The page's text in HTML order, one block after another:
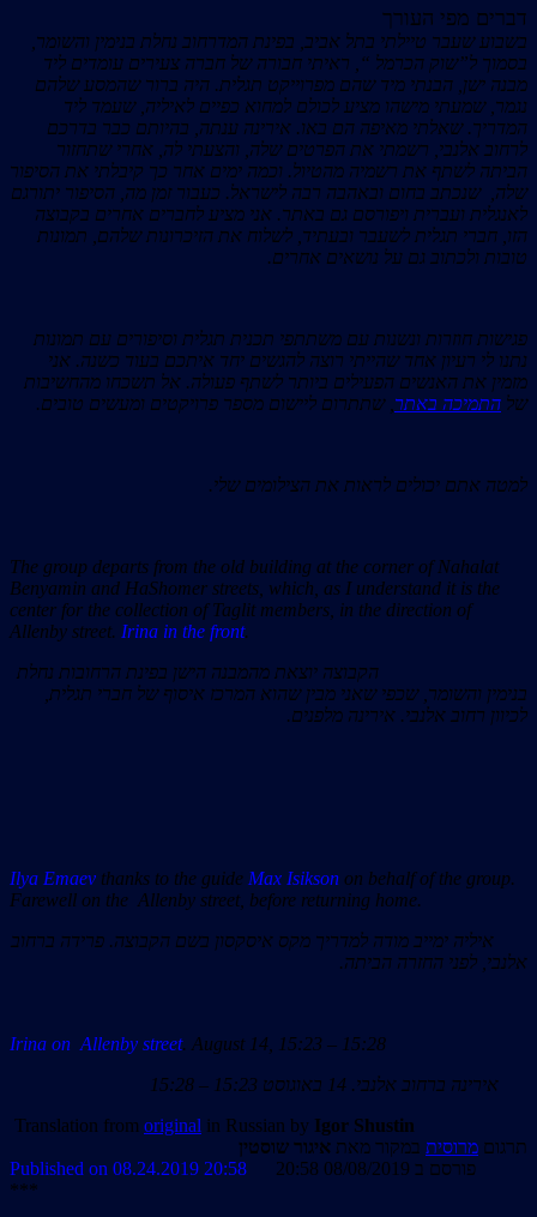
דברים מפי העורך
בשבוע שעבר טיילתי בתל אביב, בפינת המדרחוב נחלת בנימין והשומר,
בסמוך ל”שוק הכרמל “, ראיתי חבורה של חברה צעירים עומדים ליד
מבנה ישן, הבנתי מיד שהם מפרוייקט תגלית. היה ברור שהמסע שלהם
נגמר, שמעתי מישהו מציע לכולם למחוא כפיים לאיליה, שעמד ליד
המדריך. שאלתי מאיפה הם באו. אירינה ענתה, בהיותם כבר בדרכם
לרחוב אלנבי, רשמתי את הפרטים שלה, והצעתי לה, אחרי שתחזור
הביתה לשתף את רשמיה מהטיול. וכמה ימים אחר כך קיבלתי את הסיפור
שלה, שנכתב בחום ובאהבה רבה לישראל. כעבור זמן מה, הסיפור יתורגם
לאנגלית ועברית ויפורסם גם באתר. אני מציע לחברים אחרים בקבוצה
הזו, חברי תגלית לשעבר ובעתיד, לשלוח את הזיכרונות שלהם, תמונות
טובות ולכתוב גם על נושאים אחרים.
פגישות חוזרות ונשנות עם משתתפי תכנית תגלית וסיפורים עם תמונות
נתנו לי רעיון אחד שהייתי רוצה להגשים יחד איתכם בעוד כשנה. אני
מזמין את האנשים הפעילים ביותר לשתף פעולה. אל תשכחו מהחשיבות
של התמיכה באתר , שתתרום ליישום מספר פרויקטים ומעשים טובים.
למטה אתם יכולים לראות את הצילומים שלי.
The group departs from the old building at the corner of Nahalat
Benyamin and HaShomer streets, which, as I understand it is the
center for the collection of Taglit members, in the direction of
Allenby street. Irina in the front.
הקבוצה יוצאת מהמבנה הישן בפינת הרחובות נחלת
בנימין והשומר, שכפי שאני מבין שהוא המרכז איסוף של חברי תגלית,
לכיוון רחוב אלנבי. אירינה מלפנים.
Ilya Emaev thanks to the guide Max Isikson on behalf of the group.
Farewell on the Allenby street, before returning home.
איליה ימייב מודה למדריך מקס איסקסון בשם הקבוצה. פרידה ברחוב
אלנבי, לפני החזרה הביתה.
Irina on Allenby street. August 14, 15:23 – 15:28
אירינה ברחוב אלנבי. 14 באוגוסט 15:23 – 15:28
Translation from original in Russian by Igor Shustin
תרגום מרוסית במקור מאת איגור שוסטין
Published on 08.24.2019 20:58
פורסם ב 08/08/2019 20:58
***